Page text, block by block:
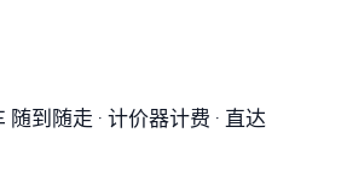
随到随走 · 计价器计费 · 直达